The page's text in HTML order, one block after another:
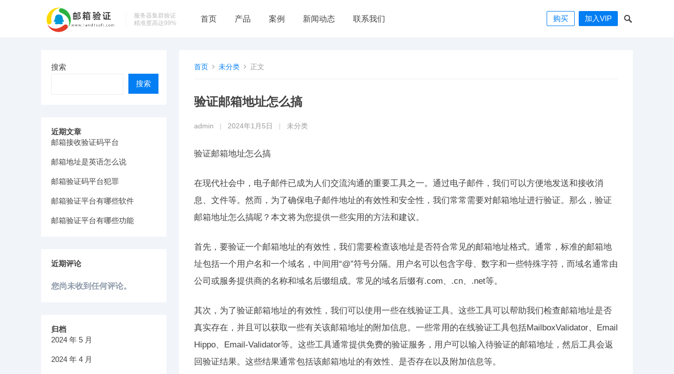
服务器集群验证
精准度高达99%
首页 产品 案例 新闻动态 联系我们 购买 加入VIP
首页 未分类 正文
验证邮箱地址怎么搞
admin 2024年1月5日 未分类
验证邮箱地址怎么搞
在现代社会中，电子邮件已成为人们交流沟通的重要工具之一。通过电子邮件，我们可以方便地发送和接收消
息、文件等。然而，为了确保电子邮件地址的有效性和安全性，我们常常需要对邮箱地址进行验证。那么，验证
邮箱地址怎么搞呢？本文将为您提供一些实用的方法和建议。
首先，要验证一个邮箱地址的有效性，我们需要检查该地址是否符合常见的邮箱地址格式。通常，标准的邮箱地
址包括一个用户名和一个域名，中间用“@”符号分隔。用户名可以包含字母、数字和一些特殊字符，而域名通常由
公司或服务提供商的名称和域名后缀组成。常见的域名后缀有.com、.cn、.net等。
其次，为了验证邮箱地址的有效性，我们可以使用一些在线验证工具。这些工具可以帮助我们检查邮箱地址是否
真实存在，并且可以获取一些有关该邮箱地址的附加信息。一些常用的在线验证工具包括MailboxValidator、Email
Hippo、Email-Validator等。这些工具通常提供免费的验证服务，用户可以输入待验证的邮箱地址，然后工具会返
回验证结果。这些结果通常包括该邮箱地址的有效性、是否存在以及附加信息等。
搜索
搜索
近期文章
邮箱接收验证码平台
邮箱地址是英语怎么说
邮箱验证码平台犯罪
邮箱验证平台有哪些软件
邮箱验证平台有哪些功能
近期评论
您尚未收到任何评论。
归档
2024 年 5 月
2024 年 4 月